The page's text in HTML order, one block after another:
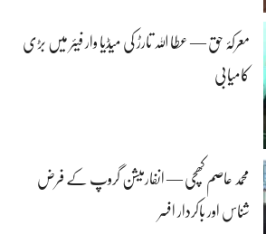
معرکۂ حق — عطا اللہ تارڑ کی میڈیا وار فیئر میں بڑی
کامیابی
محمد عاصم کھچی — انفارمیشن گروپ کے فرض
شناس اور باکردار افسر